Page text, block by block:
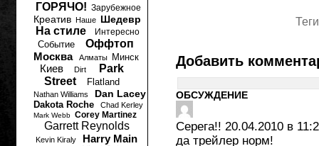
Добавить
ОБСУЖДЕНИЕ
Серега!! 20.04.2010 в
да трейлер норм!
ГОРЯЧО! Зарубежное
Креатив Наше Шедевр
На стиле Интересно
Событие
Оффтоп
Москва
Алматы Минск
Киев Dirt
Park
Street
Flatland
Nathan Williams Dan Lacey
Dakota Roche Chad Kerley
Mark Webb Corey Martinez
Garrett Reynolds
Kevin Kiraly Harry Main